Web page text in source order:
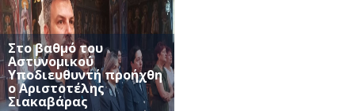
Στο βαθμό του
Αστυνομικού
Υποδιευθυντή προήχθη
ο Αριστοτέλης
Σιακαβάρας